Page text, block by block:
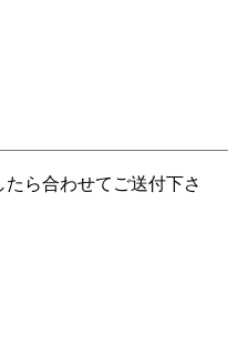
たら合わせてご送付下さ